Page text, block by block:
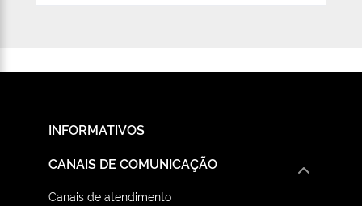
INFORMATIVOS
CANAIS DE COMUNICAÇÃO
Canais de atendimento